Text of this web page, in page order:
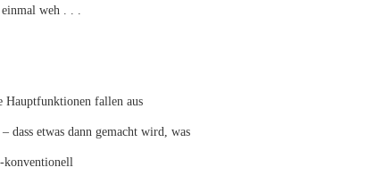
weh . . .
Hauptfunktionen fallen aus
dass etwas dann gemacht wird, was
konventionell